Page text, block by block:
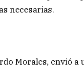
necesarias.
Morales, envió